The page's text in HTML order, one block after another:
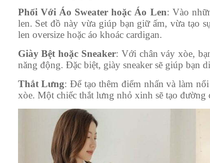
Phối Với Áo Sweater hoặc Áo Len: Vào
len. Set đồ này vừa giúp bạn giữ ấm, vừa tạo
len oversize hoặc áo khoác cardigan.
Giày Bệt hoặc Sneaker: Với chân váy xòe,
năng động. Đặc biệt, giày sneaker sẽ giúp bạn
Thắt Lưng: Để tạo thêm điểm nhấn và làm
xòe. Một chiếc thắt lưng nhỏ xinh sẽ tạo